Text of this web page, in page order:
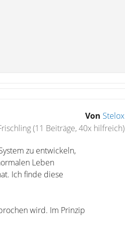
Von Stelox
(11 Beiträge, 40x hilfreich)
zu entwickeln,
Leben
Ich finde diese
wird. Im Prinzip